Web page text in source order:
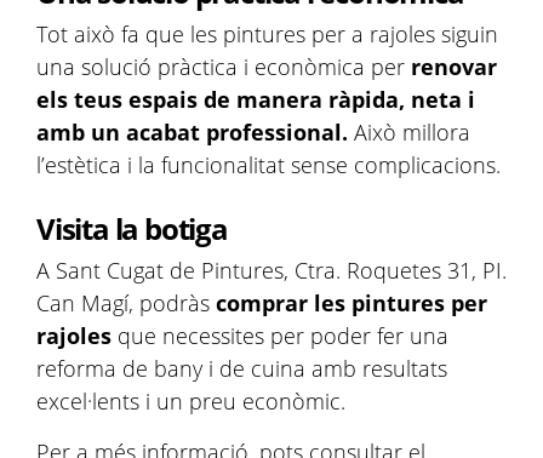
Tot això fa que les pintures per a rajoles siguin
una solució pràctica i econòmica per renovar
els teus espais de manera ràpida, neta i
amb un acabat professional. Això millora
l’estètica i la funcionalitat sense complicacions.
Visita la botiga
A Sant Cugat de Pintures, Ctra. Roquetes 31, PI.
Can Magí, podràs comprar les pintures per
rajoles que necessites per poder fer una
reforma de bany i de cuina amb resultats
excel·lents i un preu econòmic.
Per a més informació, pots consultar el